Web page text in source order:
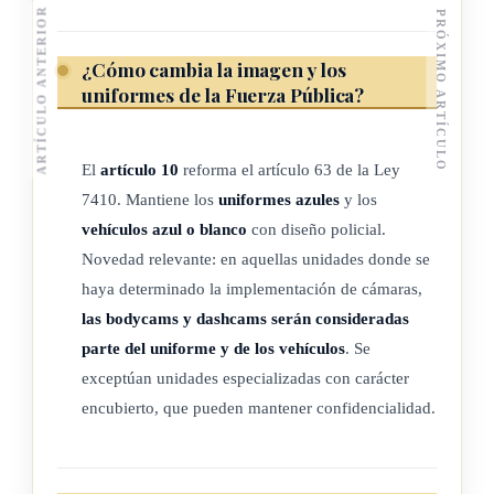
e) Circulación restringida: se prohíbe la divulgación
indiscriminada de datos personales, salvo la información
u otros
medios de divulgación o comunicación masiva, salvo que
el acceso sea para brindar un conocimiento restringido
solo a los titulares o terceros autorizados conforme a la
Autorización del uso de dashcams y bodycams
Se autoriza a todos cuerpos policiales del Ministerio de
¿Cómo cambia la imagen y los
uniformes de la Fuerza Pública?
El artículo 10 reforma el artículo 63 de la Ley
7410. Mantiene los uniformes azules y los
vehículos azul o blanco con diseño policial.
Novedad relevante: en aquellas unidades donde se
haya determinado la implementación de cámaras,
las bodycams y dashcams serán consideradas
parte del uniforme y de los vehículos. Se
exceptúan unidades especializadas con carácter
encubierto, que pueden mantener confidencialidad.
ARTÍCULO ANTERIOR PRÓXIMO ARTÍCULO